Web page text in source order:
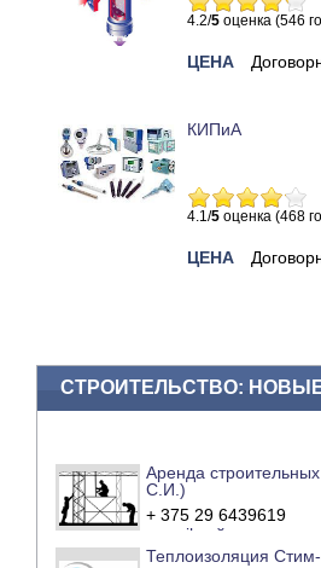
4.2/5 оценка (546
ЦЕНА
КИПиА
4.1/5 оценка (468
ЦЕНА
СТРОИТЕЛЬСТВО:
Аренда
С.И.)
+ 375 29 6439619
e-mail
сайт компании
Теплоизоляция